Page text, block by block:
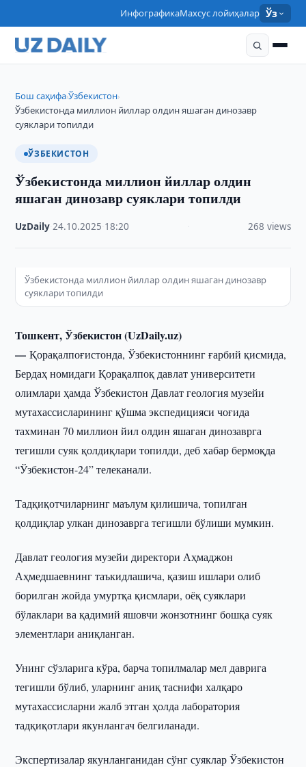
ИнфографикаМахсус лойиҳалар Ўз
Бош саҳифа›Ўзбекистон›
Ўзбекистонда миллион йиллар олдин яшаган динозавр
суяклари топилди
ЎЗБЕКИСТОН
Ўзбекистонда миллион йиллар олдин
яшаган динозавр суяклари топилди
UzDaily ·24.10.2025 18:20 268 views
Ўзбекистонда миллион йиллар олдин яшаган динозавр
суяклари топилди
Тошкент, Ўзбекистон (UzDaily.uz)
—Қорақалпоғистонда, Ўзбекистоннинг ғарбий қисмида,
Бердаҳ номидаги Қорақалпоқ давлат университети
олимлари ҳамда Ўзбекистон Давлат геология музейи
мутахассисларининг қўшма экспедицияси чоғида
тахминан 70 миллион йил олдин яшаган динозаврга
тегишли суяк қолдиқлари топилди, деб хабар бермоқда
“Ўзбекистон-24” телеканали.
Тадқиқотчиларнинг маълум қилишича, топилган
қолдиқлар улкан динозаврга тегишли бўлиши мумкин.
Давлат геология музейи директори Аҳмаджон
Аҳмедшаевнинг таъкидлашича, қазиш ишлари олиб
борилган жойда умуртқа қисмлари, оёқ суяклари
бўлаклари ва қадимий яшовчи жонзотнинг бошқа суяк
элементлари аниқланган.
Унинг сўзларига кўра, барча топилмалар мел даврига
тегишли бўлиб, уларнинг аниқ таснифи халқаро
мутахассисларни жалб этган ҳолда лаборатория
тадқиқотлари якунлангач белгиланади.
Экспертизалар якунланганидан сўнг суяклар Ўзбекистон